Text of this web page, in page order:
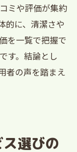
イサービス
知る快適な
ービスの安
ミや評価が集約
的に、清潔さや
を一覧で把握で
す。結論とし
者の声を踏まえ
選びの